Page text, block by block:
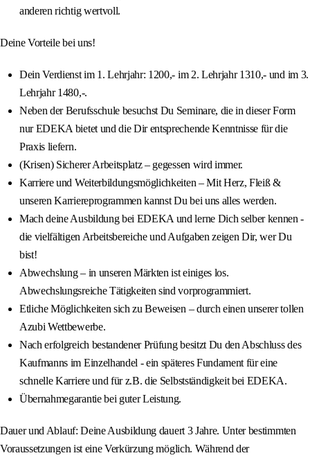
anderen richtig wertvoll.
Deine Vorteile bei uns!
Dein Verdienst im 1. Lehrjahr: 1200,- im 2. Lehrjahr 1310,- und im 3.
Lehrjahr 1480,-.
Neben der Berufsschule besuchst Du Seminare, die in dieser Form
nur EDEKA bietet und die Dir entsprechende Kenntnisse für die
Praxis liefern.
(Krisen) Sicherer Arbeitsplatz – gegessen wird immer.
Karriere und Weiterbildungsmöglichkeiten – Mit Herz, Fleiß &
unseren Karriereprogrammen kannst Du bei uns alles werden.
Mach deine Ausbildung bei EDEKA und lerne Dich selber kennen -
die vielfältigen Arbeitsbereiche und Aufgaben zeigen Dir, wer Du
bist!
Abwechslung – in unseren Märkten ist einiges los.
Abwechslungsreiche Tätigkeiten sind vorprogrammiert.
Etliche Möglichkeiten sich zu Beweisen – durch einen unserer tollen
Azubi Wettbewerbe.
Nach erfolgreich bestandener Prüfung besitzt Du den Abschluss des
Kaufmanns im Einzelhandel - ein späteres Fundament für eine
schnelle Karriere und für z.B. die Selbstständigkeit bei EDEKA.
Übernahmegarantie bei guter Leistung.
Dauer und Ablauf: Deine Ausbildung dauert 3 Jahre. Unter bestimmten
Voraussetzungen ist eine Verkürzung möglich. Während der